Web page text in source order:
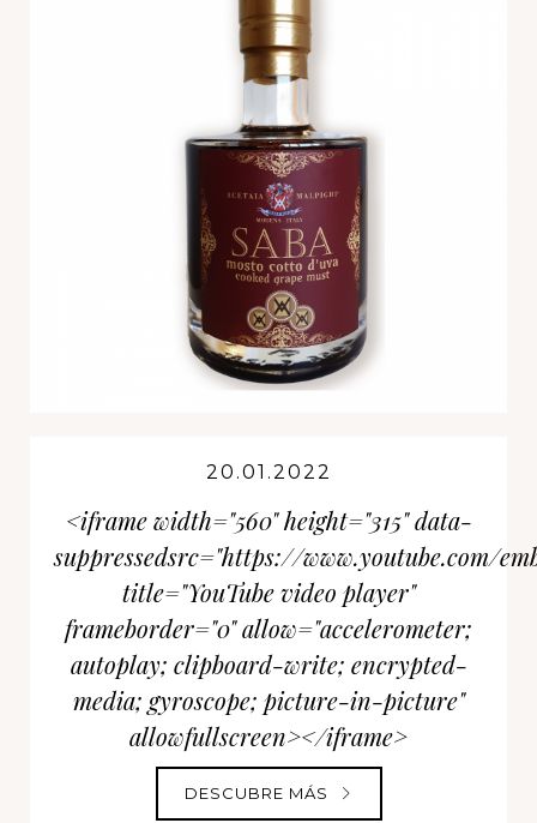
20.01.2022
<iframe width="560" height="315" data-
suppressedsrc="https://www.youtube.com/
title="YouTube video player"
frameborder="0" allow="accelerometer;
autoplay; clipboard-write; encrypted-
media; gyroscope; picture-in-picture"
allowfullscreen></iframe>
DESCUBRE MÁS